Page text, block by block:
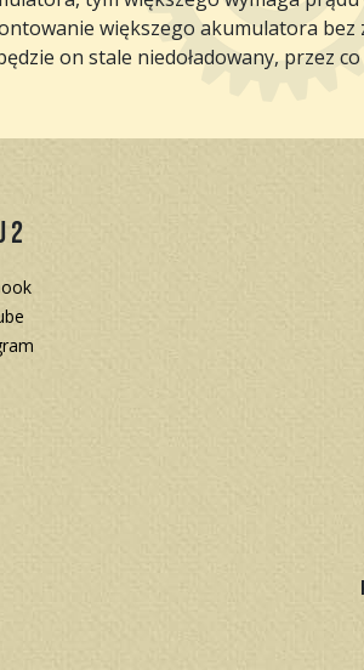
większego akumulatora
on stale niedoładowany, przez
2